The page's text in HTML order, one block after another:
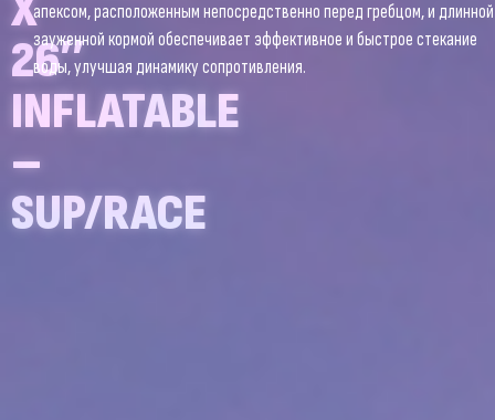
26″
INFLATABLE
–
SUP/RACE
апексом, расположенным непосредственно перед гребцом, и длинной
зауженной кормой обеспечивает эффективное и быстрое стекание
воды, улучшая динамику сопротивления.